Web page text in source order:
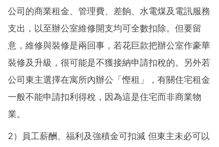
公司的商業租金、管理費、差餉、水電煤及電訊服務
支出，以至辦公室維修開支均可全數扣除。但要留
意，維修與裝修是兩回事，若花巨款把辦公室作豪華
裝修及升級，很可能是不獲接納申請扣稅的。另外若
公司東主選擇在寓所內辦公「慳租」，有關住宅租金
一般不能申請扣利得稅，因為這是住宅而非商業物
業。
2）員工薪酬、福利及強積金可扣減 但東主未必可以